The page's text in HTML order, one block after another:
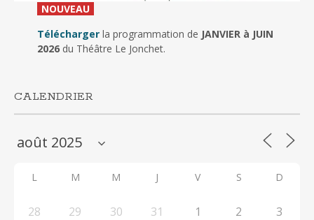
NOUVEAU_
Télécharger la programmation de JANVIER à JUIN
2026du Théâtre Le Jonchet.
CALENDRIER
L M M J V S D
28 29 30 31 1 2 3